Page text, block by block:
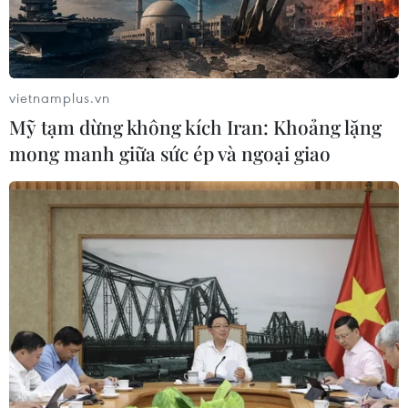
Khởi tố, truy nã 3 đối tượng hoạt
động nhằm lật đổ chính quyền nhân
dân
nhận hành vi bạo hành hai trẻ
Phát hiện đối tượng tàng trữ trái
phép vũ khí quân dụng
07/08/2026 12:25
vietnamplus.vn
Mỹ tạm dừng không kích Iran: Khoảng lặng
mong manh giữa sức ép và ngoại giao